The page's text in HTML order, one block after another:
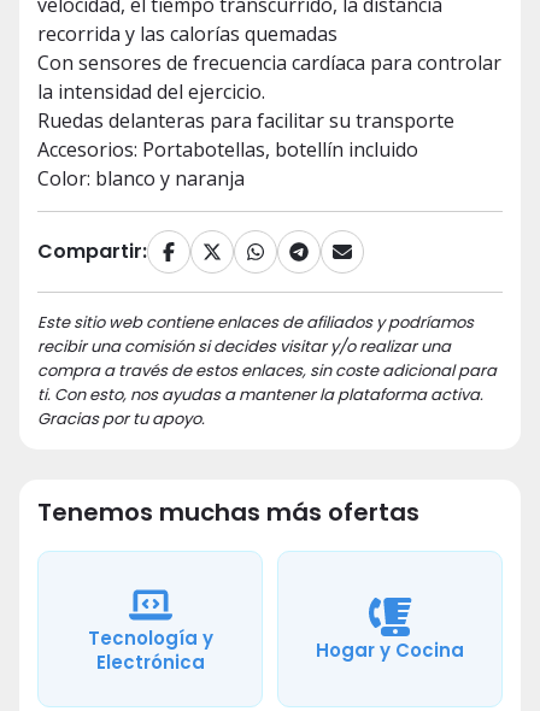
recorrida y las calorías quemadas
Con sensores de frecuencia cardíaca para controlar
la intensidad del ejercicio.
Ruedas delanteras para facilitar su transporte
Accesorios: Portabotellas, botellín incluido
Color: blanco y naranja
Compartir:
Este sitio web contiene enlaces de afiliados y podríamos
recibir una comisión si decides visitar y/o realizar una
compra a través de estos enlaces, sin coste adicional para
ti. Con esto, nos ayudas a mantener la plataforma activa.
Gracias por tu apoyo.
Tenemos muchas más ofertas
Tecnología y
Electrónica
Hogar y Cocina